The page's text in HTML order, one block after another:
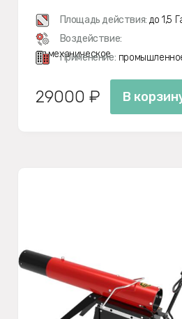
Площадь действия: до 1,5
Воздействие:
эл.механическое
Применение:
29000 ₽ В